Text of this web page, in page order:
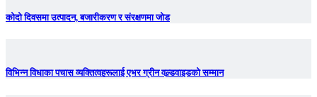
कोदो दिवसमा उत्पादन, बजारीकरण र संरक्षणमा जोड
विभिन्न विधाका पचास व्यक्तित्वहरूलाई एभर ग्रीन वल्र्डवाइडको सम्मान